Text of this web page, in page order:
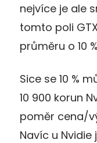
nejvíce je ale
tomto poli
průměru o 10
Sice se 10 %
10 900 korun
poměr cena/
Navíc u